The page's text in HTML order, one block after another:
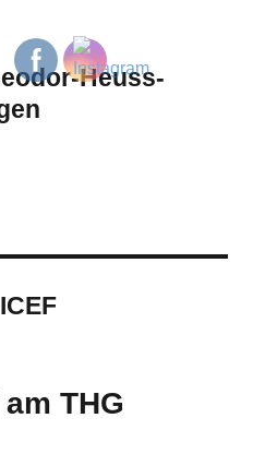
Heuss-
THG